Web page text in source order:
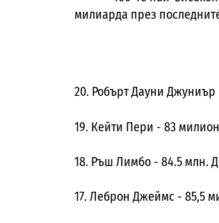
милиарда през
20. Робърт Дауни
19. Кейти Пери - 83
18. Ръш Лимбо - 84.5 млн.
17. Леброн Джеймс - 85,5